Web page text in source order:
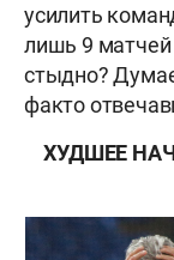
усилить
лишь 9 матчей
стыдно?
факто
ХУДШЕЕ